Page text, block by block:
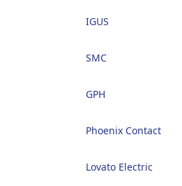
IGUS
SMC
GPH
Phoenix Contact
Lovato Electric